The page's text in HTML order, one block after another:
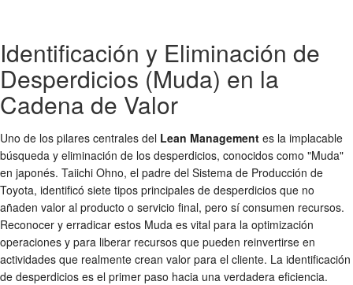
Identificación y Eliminación de
Desperdicios (Muda) en la
Cadena de Valor
Uno de los pilares centrales del Lean Management es la implacable
búsqueda y eliminación de los desperdicios, conocidos como "Muda"
en japonés. Taiichi Ohno, el padre del Sistema de Producción de
Toyota, identificó siete tipos principales de desperdicios que no
añaden valor al producto o servicio final, pero sí consumen recursos.
Reconocer y erradicar estos Muda es vital para la optimización
operaciones y para liberar recursos que pueden reinvertirse en
actividades que realmente crean valor para el cliente. La identificación
de desperdicios es el primer paso hacia una verdadera eficiencia.